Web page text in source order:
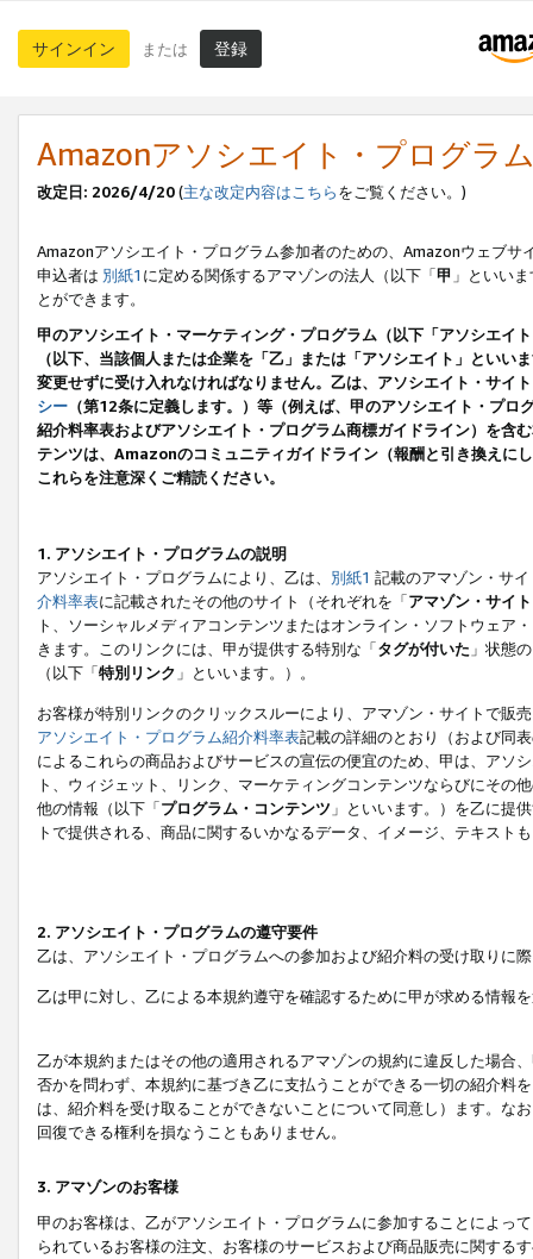
サインイン または 登録
Amazonアソシエイト・プログラ
改定日: 2026/4/20(主な改定内容はこちらをご覧ください。)
Amazonアソシエイト・プログラム参加者のための、Amazonウェブサ
申込者は 別紙1 に定める関係するアマゾンの法人（以下「甲 」といい
とができます。
甲のアソシエイト・マーケティング・プログラム（以下「アソシエイ
（以下、当該個人または企業を「乙」または「アソシエイト」とい
変更せずに受け入れなければなりません。乙は、アソシエイト・サイ
シー （第12条に定義します。）等（例えば、甲のアソシエイト・プ
紹介料率表およびアソシエイト・プログラム商標ガイドライン）を
テンツは、Amazonのコミュニティガイドライン（報酬と引き換えに
これらを注意深くご精読ください。
1. アソシエイト・プログラムの説明
アソシエイト・プログラムにより、乙は、 別紙1 記載のアマゾン・サ
介料率表に記載されたその他のサイト（それぞれを「アマゾン・サイト
ト、ソーシャルメディアコンテンツまたはオンライン・ソフトウェア
きます。このリンクには、甲が提供する特別な「タグが付いた 」状態
（以下「特別リンク 」といいます。）。
お客様が特別リンクのクリックスルーにより、アマゾン・サイトで販
アソシエイト・プログラム紹介料率表記載の詳細のとおり（および同
によるこれらの商品およびサービスの宣伝の便宜のため、甲は、アソ
ト、ウィジェット、リンク、マーケティングコンテンツならびにその
他の情報（以下「プログラム・コンテンツ 」といいます。）を乙に提
トで提供される、商品に関するいかなるデータ、イメージ、テキス
2. アソシエイト・プログラムの遵守要件
乙は、アソシエイト・プログラムへの参加および紹介料の受け取りに
乙は甲に対し、乙による本規約遵守を確認するために甲が求める情報
乙が本規約またはその他の適用されるアマゾンの規約に違反した場合
否かを問わず、本規約に基づき乙に支払うことができる一切の紹介料
は、紹介料を受け取ることができないことについて同意し）ます。な
回復できる権利を損なうこともありません。
3. アマゾンのお客様
甲のお客様は、乙がアソシエイト・プログラムに参加することによっ
られているお客様の注文、お客様のサービスおよび商品販売に関する